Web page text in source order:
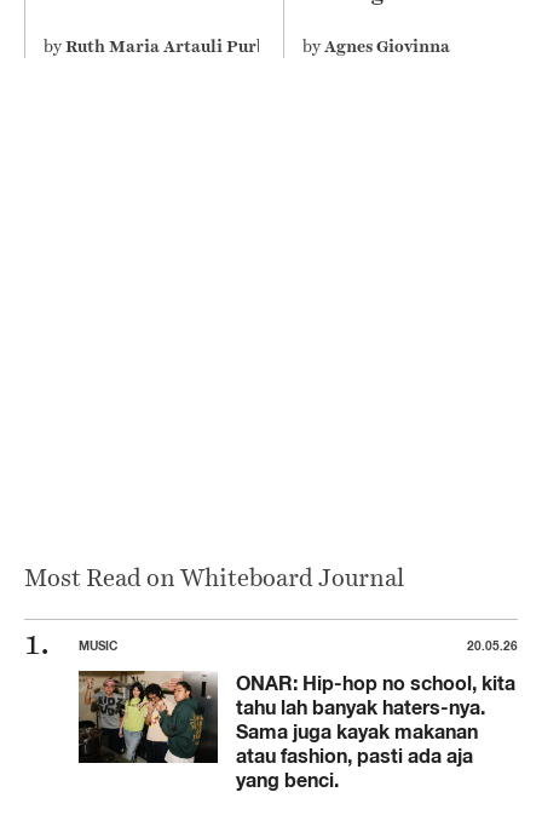
differently
byRuth Maria Artauli Purba
Screen
byAgnes Giovinna
Most Read on Whiteboard Journal
MUSIC 20.05.26
ONAR: Hip-hop no school, kita
tahu lah banyak haters-nya.
Sama juga kayak makanan
atau fashion, pasti ada aja
yang benci.